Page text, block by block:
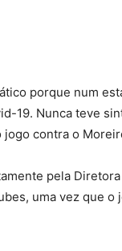
porque num
19. Nunca teve
jogo contra o
pela
uma vez que o